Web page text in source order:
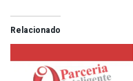
Relacionado